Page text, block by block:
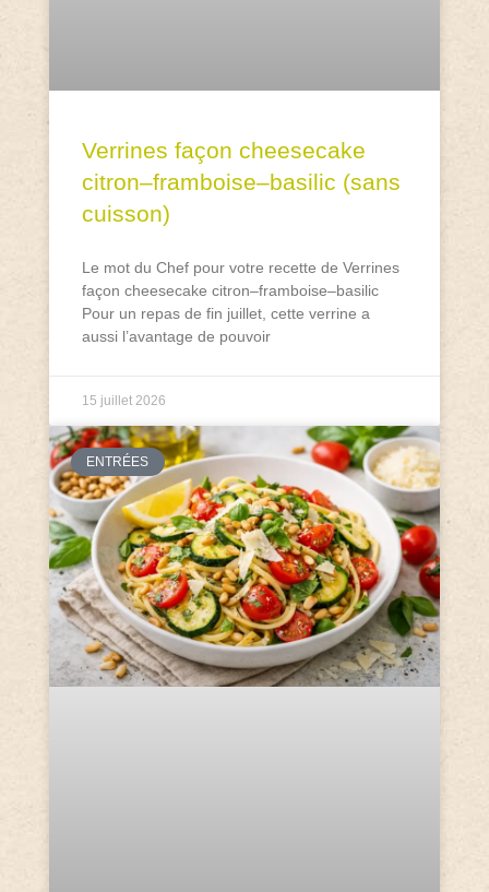
Verrines façon cheesecake
citron–framboise–basilic (sans
cuisson)
Le mot du Chef pour votre recette de Verrines
façon cheesecake citron–framboise–basilic
Pour un repas de fin juillet, cette verrine a
aussi l’avantage de pouvoir
15 juillet 2026
ENTRÉES